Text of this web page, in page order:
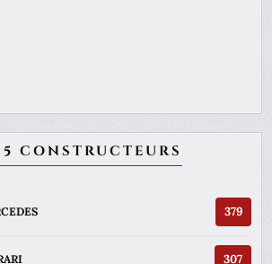
CONSTRUCTEURS
379
307